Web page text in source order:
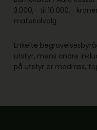
3.000,– til 10.000,–
materialvalg.
Enkelte
utstyr, mens andre
på utstyr er madrass,